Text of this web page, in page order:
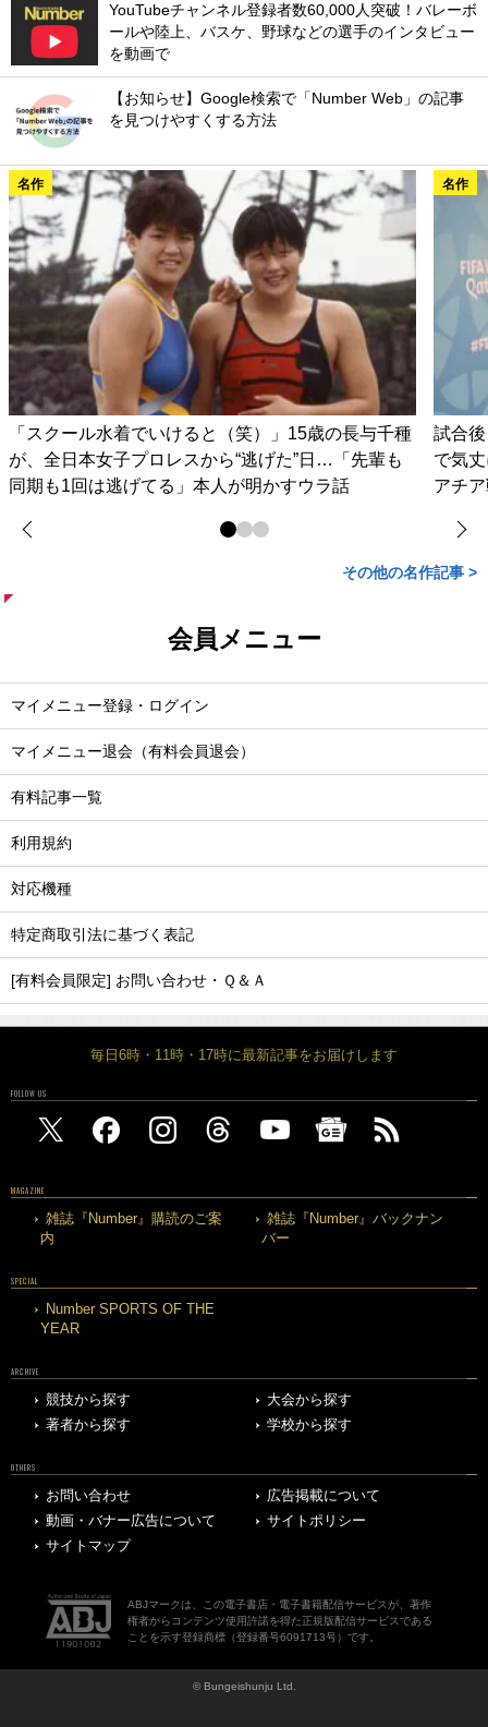
YouTubeチャンネル登録者数60,000人突破！バレーボ
ールや陸上、バスケ、野球などの選手のインタビュー
を動画で
【お知らせ】Google検索で「Number Web」の記事
を見つけやすくする方法
名作
「スクール水着でいけると（笑）」15歳の長与千種
が、全日本女子プロレスから“逃げた”日…「先輩も
同期も1回は逃げてる」本人が明かすウラ話
名作
試合
で気
アチ
その他の名作記事 >
会員メニュー
マイメニュー登録・ログイン
マイメニュー退会（有料会員退会）
有料記事一覧
利用規約
対応機種
特定商取引法に基づく表記
[有料会員限定] お問い合わせ・Ｑ＆Ａ
毎日6時・11時・17時に最新記事をお届けします
FOLLOW US
MAGAZINE
雑誌『Number』購読のご案
内
雑誌『Number』バックナン
バー
SPECIAL
Number SPORTS OF THE
YEAR
ARCHIVE
競技から探す
大会から探す
著者から探す
学校から探す
OTHERS
お問い合わせ
広告掲載について
動画・バナー広告について
サイトポリシー
サイトマップ
ABJマークは、この電子書店・電子書籍配信サービスが、著作
権者からコンテンツ使用許諾を得た正規版配信サービスである
ことを示す登録商標（登録番号6091713号）です。
© Bungeishunju Ltd.